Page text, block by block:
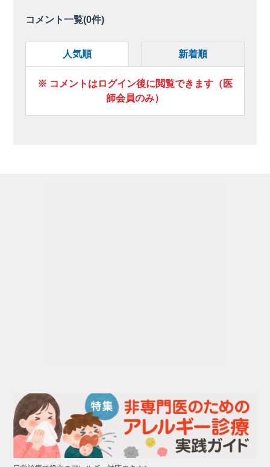
コメント一覧(0件)
人気順 新着順
※ コメントはログイン後に閲覧できます（医
師会員のみ）